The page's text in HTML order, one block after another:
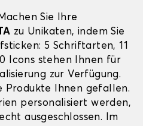
Sie Ihre
zu Unikaten, indem Sie
5 Schriftarten, 11
Icons stehen Ihnen für
zur Verfügung.
Produkte Ihnen gefallen.
personalisiert werden,
ausgeschlossen. Im